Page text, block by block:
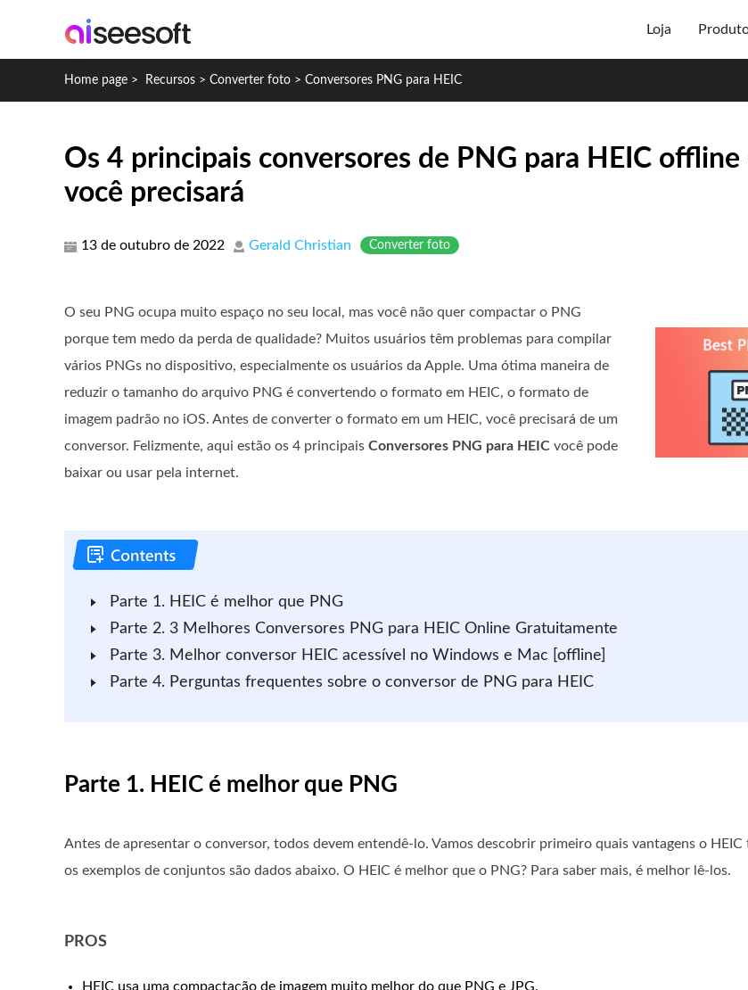
Loja
Home page > Recursos > Converter foto > Conversores PNG para HEIC
Os 4 principais conversores de PNG para HEIC
você precisará
13 de outubro de 2022 Gerald Christian Converter foto
O seu PNG ocupa muito espaço no seu local, mas você não quer compactar o PNG
porque tem medo da perda de qualidade? Muitos usuários têm problemas para compilar
vários PNGs no dispositivo, especialmente os usuários da Apple. Uma ótima maneira de
reduzir o tamanho do arquivo PNG é convertendo o formato em HEIC, o formato de
imagem padrão no iOS. Antes de converter o formato em um HEIC, você precisará de um
conversor. Felizmente, aqui estão os 4 principais Conversores PNG para HEIC você pode
baixar ou usar pela internet.
Parte 1. HEIC é melhor que PNG
Parte 2. 3 Melhores Conversores PNG para HEIC Online Gratuitamente
Parte 3. Melhor conversor HEIC acessível no Windows e Mac [offline]
Parte 4. Perguntas frequentes sobre o conversor de PNG para HEIC
Parte 1. HEIC é melhor que PNG
Antes de apresentar o conversor, todos devem entendê-lo. Vamos descobrir primeiro quais vantagens o HEIC
os exemplos de conjuntos são dados abaixo. O HEIC é melhor que o PNG? Para saber mais, é melhor lê-los.
PROS
HEIC usa uma compactação de imagem muito melhor do que PNG e JPG.